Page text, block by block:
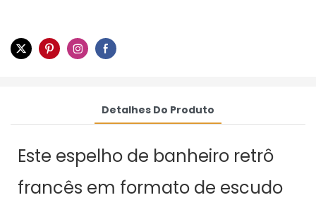
Detalhes Do Produto
Este espelho de banheiro retrô
francês em formato de escudo